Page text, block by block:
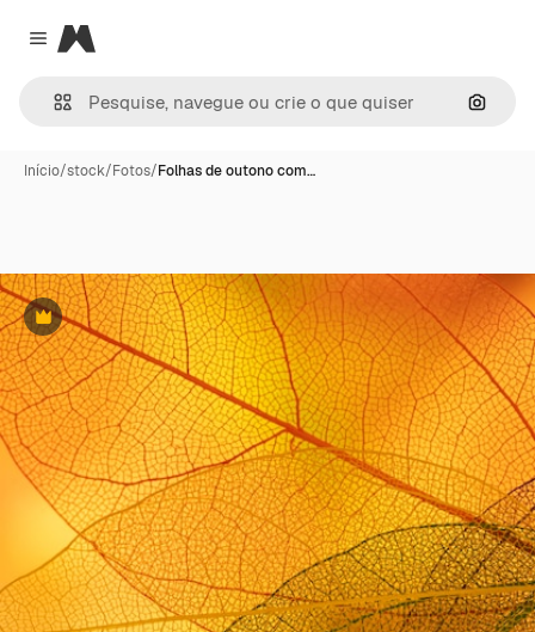
Close menu
Magnific
Início/stock/Fotos/Folhas de outono com…
Premium